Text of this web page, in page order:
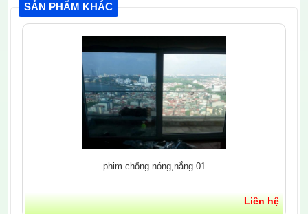
SẢN PHẨM KHÁC
phim chống nóng,nắng-01
Liên hệ